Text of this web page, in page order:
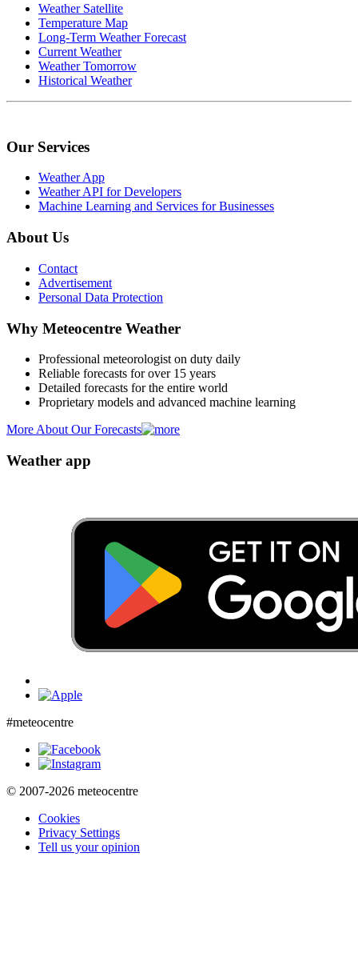
Weather Satellite
Temperature Map
Long-Term Weather Forecast
Current Weather
Weather Tomorrow
Historical Weather
Our Services
Weather App
Weather API for Developers
Machine Learning and Services for Businesses
About Us
Contact
Advertisement
Personal Data Protection
Why Meteocentre Weather
Professional meteorologist on duty daily
Reliable forecasts for over 15 years
Detailed forecasts for the entire world
Proprietary models and advanced machine learning
More About Our Forecasts
Weather app
#meteocentre
© 2007-2026 meteocentre
Cookies
Privacy Settings
Tell us your opinion